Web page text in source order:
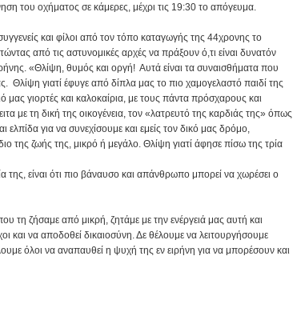
του οχήματος σε κάμερες, μέχρι τις 19:30 το απόγευμα.
και φίλοι από τον τόπο καταγωγής της 44χρονης το
από τις αστυνομικές αρχές να πράξουν ό,τι είναι δυνατόν
«Θλίψη, θυμός και οργή! Αυτά είναι τα συναισθήματα που
γιατί έφυγε από δίπλα μας το πιο χαμογελαστό παιδί της
γιορτές και καλοκαίρια, με τους πάντα πρόσχαρους και
με τη δική της οικογένεια, τον «λατρευτό της καρδιάς της» όπως
για να συνεχίσουμε και εμείς τον δικό μας δρόμο,
της ζωής της, μικρό ή μεγάλο. Θλίψη γιατί άφησε πίσω της τρία
είναι ότι πιο βάναυσο και απάνθρωπο μπορεί να χωρέσει ο
τη ζήσαμε από μικρή, ζητάμε με την ενέργειά μας αυτή και
και να αποδοθεί δικαιοσύνη. Δε θέλουμε να λειτουργήσουμε
όλοι να αναπαυθεί η ψυχή της εν ειρήνη για να μπορέσουν και